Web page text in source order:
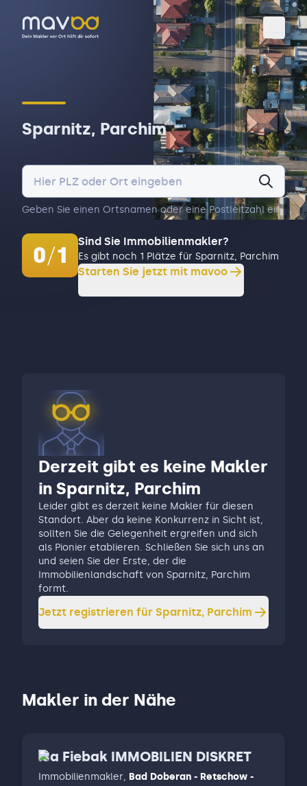
Sparnitz, Parchim
Geben Sie einen Ortsnamen oder eine Postleitzahl ein.
0/1
Sind Sie Immobilienmakler?
Es gibt noch 1 Plätze für Sparnitz, Parchim
Starten Sie jetzt mit mavoo
Derzeit gibt es keine Makler
in Sparnitz, Parchim
Leider gibt es derzeit keine Makler für diesen
Standort. Aber da keine Konkurrenz in Sicht ist,
sollten Sie die Gelegenheit ergreifen und sich
als Pionier etablieren. Schließen Sie sich uns an
und seien Sie der Erste, der die
Immobilienlandschaft von Sparnitz, Parchim
formt.
Jetzt registrieren für Sparnitz, Parchim
Makler in der Nähe
Isa Fiebak IMMOBILIEN DISKRET
Immobilienmakler, Bad Doberan - Retschow -